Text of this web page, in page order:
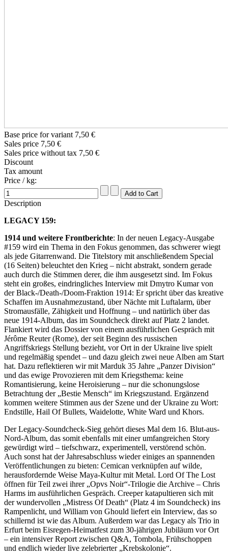
Base price for variant 7,50 €
Sales price 7,50 €
Sales price without tax 7,50 €
Discount
Tax amount
Price / kg:
Description
LEGACY 159:
1914 und weitere Frontberichte: In der neuen Legacy-Ausgabe
#159 wird ein Thema in den Fokus genommen, das schwerer wiegt
als jede Gitarrenwand. Die Titelstory mit anschließendem Special
(16 Seiten) beleuchtet den Krieg – nicht abstrakt, sondern gerade
auch durch die Stimmen derer, die ihm ausgesetzt sind. Im Fokus
steht ein großes, eindringliches Interview mit Dmytro Kumar von
der Black-/Death-/Doom-Fraktion 1914: Er spricht über das kreative
Schaffen im Ausnahmezustand, über Nächte mit Luftalarm, über
Stromausfälle, Zähigkeit und Hoffnung – und natürlich über das
neue 1914-Album, das im Soundcheck direkt auf Platz 2 landet.
Flankiert wird das Dossier von einem ausführlichen Gespräch mit
Jérôme Reuter (Rome), der seit Beginn des russischen
Angriffskriegs Stellung bezieht, vor Ort in der Ukraine live spielt
und regelmäßig spendet – und dazu gleich zwei neue Alben am Start
hat. Dazu reflektieren wir mit Marduk 35 Jahre „Panzer Division“
und das ewige Provozieren mit dem Kriegsthema: keine
Romantisierung, keine Heroisierung – nur die schonungslose
Betrachtung der „Bestie Mensch“ im Kriegszustand. Ergänzend
kommen weitere Stimmen aus der Szene und der Ukraine zu Wort:
Endstille, Hail Of Bullets, Waidelotte, White Ward und Khors.
Der Legacy-Soundcheck-Sieg gehört dieses Mal dem 16. Blut-aus-
Nord-Album, das somit ebenfalls mit einer umfangreichen Story
gewürdigt wird – tiefschwarz, experimentell, verstörend schön.
Auch sonst hat der Jahresabschluss wieder einiges an spannenden
Veröffentlichungen zu bieten: Cemican verknüpfen auf wilde,
herausfordernde Weise Maya-Kultur mit Metal. Lord Of The Lost
öffnen für Teil zwei ihrer „Opvs Noir“-Trilogie die Archive – Chris
Harms im ausführlichen Gespräch. Creeper katapultieren sich mit
der wundervollen „Mistress Of Death“ (Platz 4 im Soundcheck) ins
Rampenlicht, und William von Ghould liefert ein Interview, das so
schillernd ist wie das Album. Außerdem war das Legacy als Trio in
Erfurt beim Eisregen-Heimatfest zum 30-jährigen Jubiläum vor Ort
– ein intensiver Report zwischen Q&A, Tombola, Frühschoppen
und endlich wieder live zelebrierter „Krebskolonie“.